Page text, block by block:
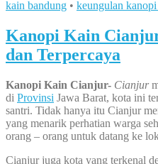
kain bandung • keungulan
Kanopi Kain
dan Terpercaya
Kanopi Kain Cianjur- Cianjur
di Provinsi Jawa Barat, kota ini
santri. Tidak hanya itu Cianjur
yang menarik perhatian warga
orang – orang untuk datang ke
Cianjur juga kota yang terkenal